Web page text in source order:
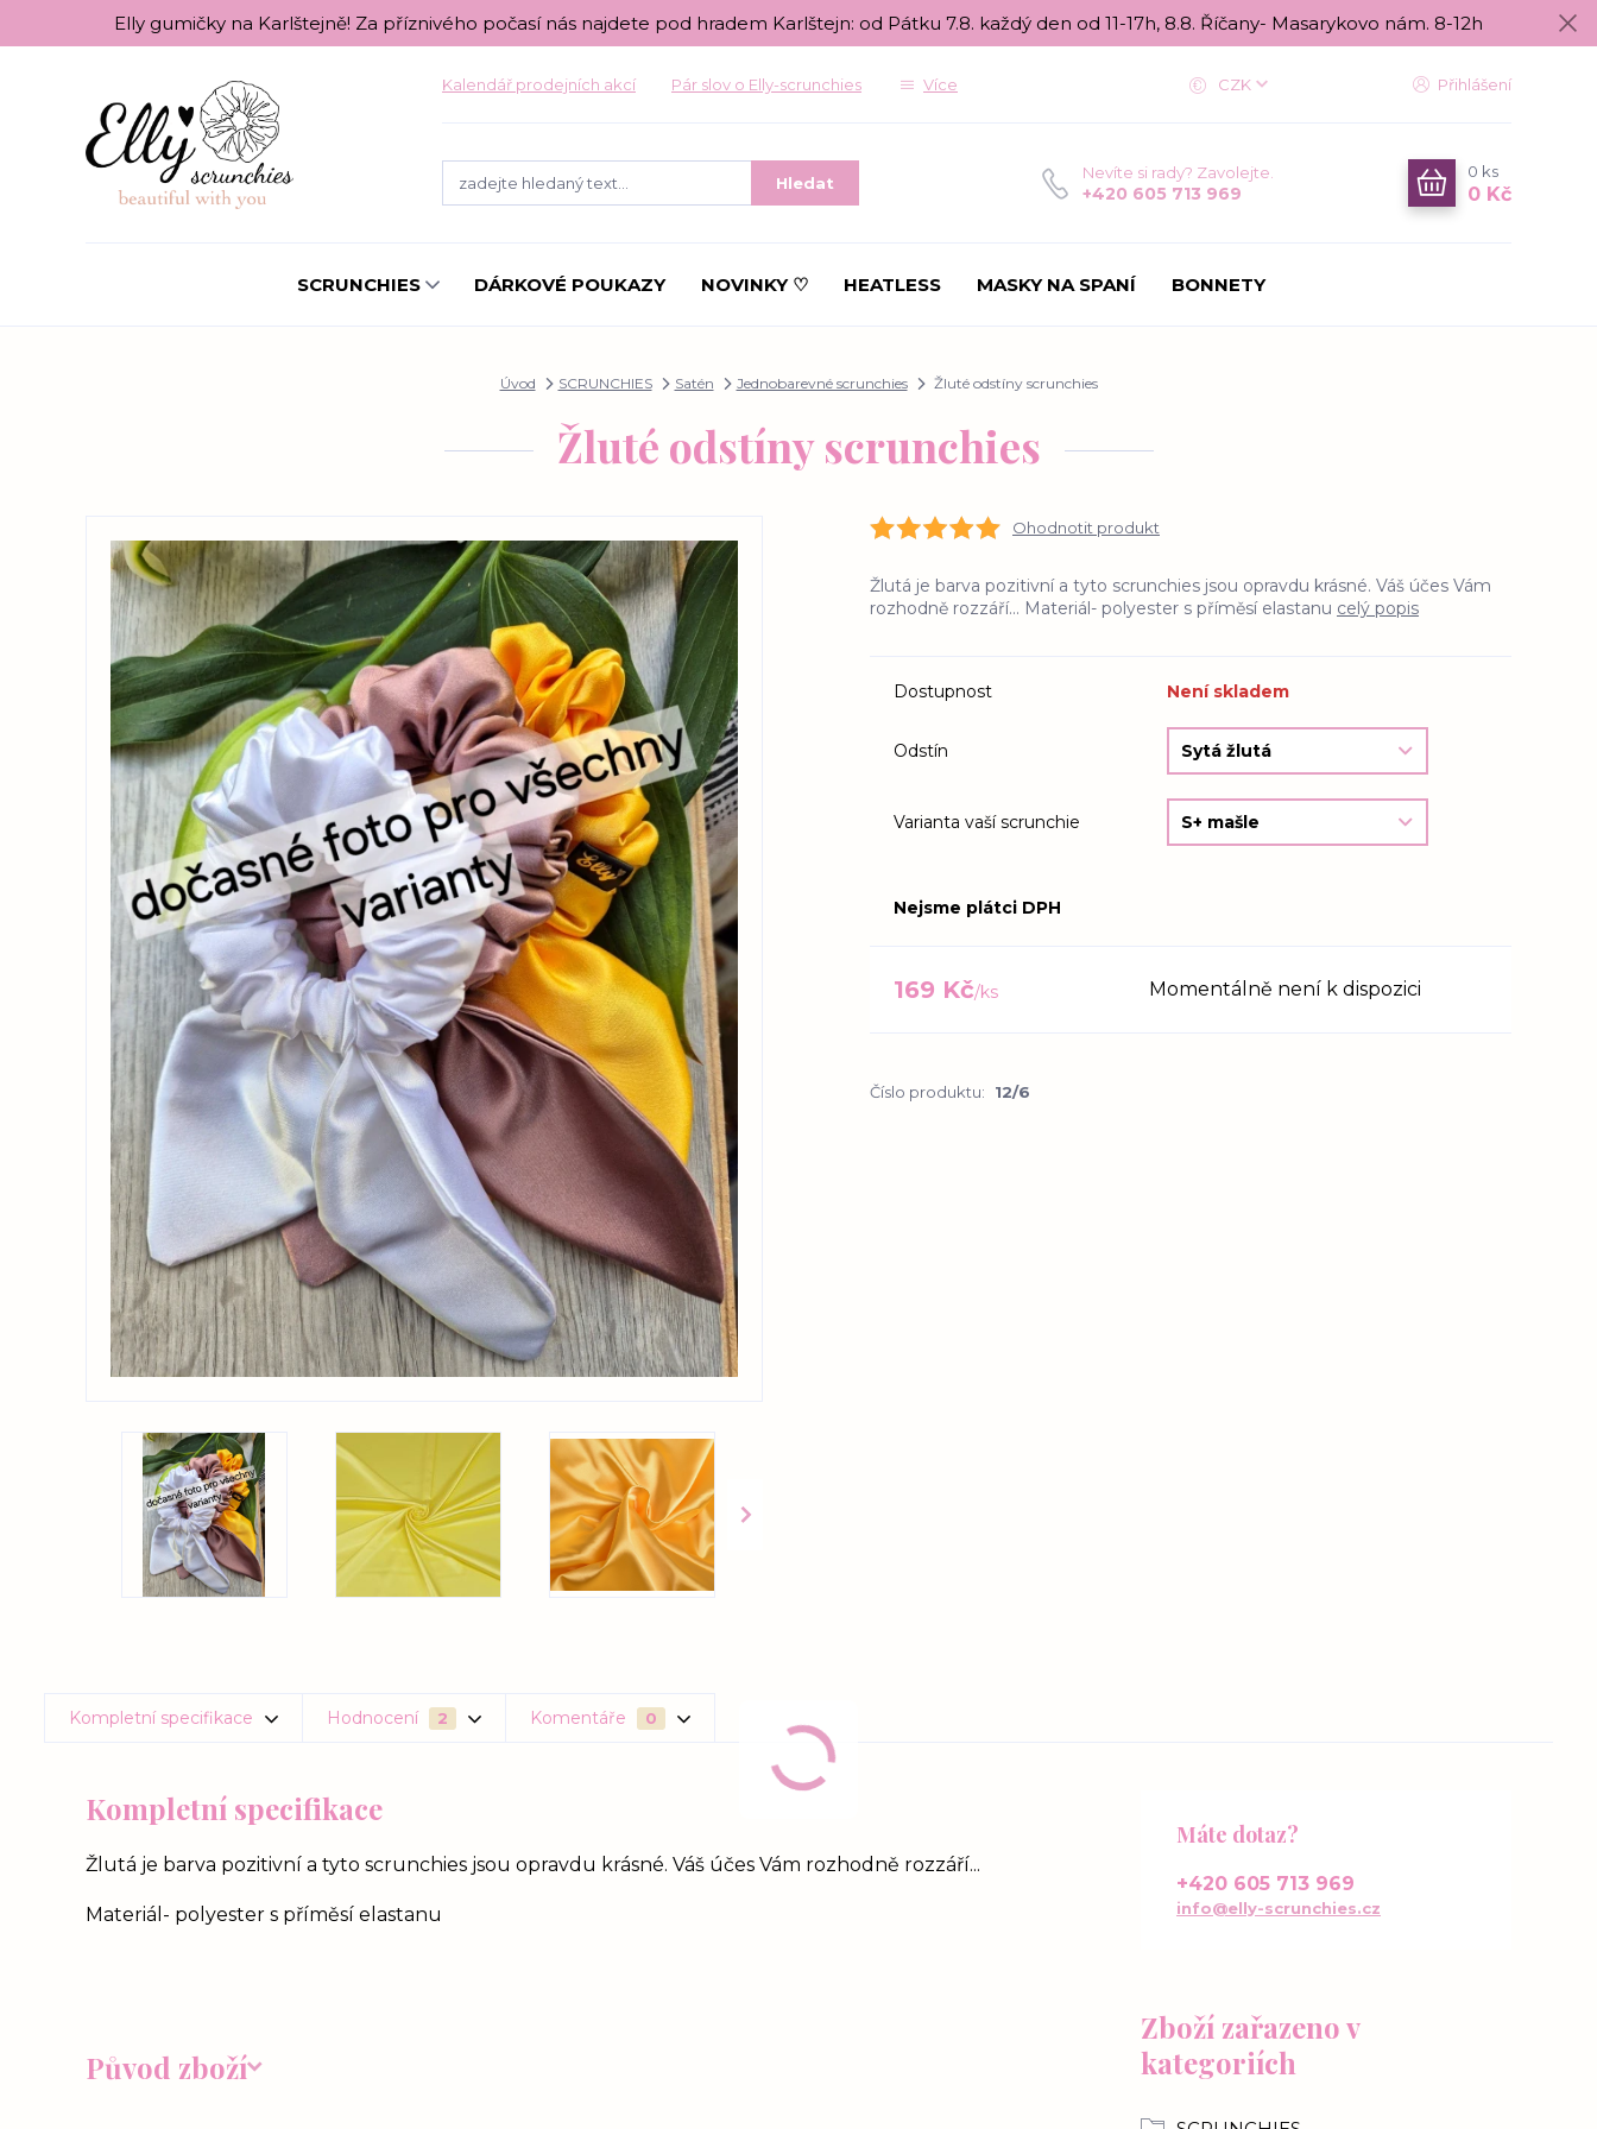
Elly gumičky na Karlštejně! Za příznivého počasí nás najdete pod hradem Karlštejn: od Pátku 7.8. každý den od 11-17h, 8.8. Říčany- Masarykovo nám. 8-12h
Kalendář prodejních akcí Pár slov o Elly-scrunchies Více CZK Přihlášení
Hledat
Nevíte si rady? Zavolejte.
+420 605 713 969
0 ks
0 Kč
SCRUNCHIES DÁRKOVÉ POUKAZY NOVINKY ♡ HEATLESS MASKY NA SPANÍ BONNETY
Úvod SCRUNCHIES Satén Jednobarevné scrunchies Žluté odstíny scrunchies
Žluté odstíny scrunchies
Ohodnotit produkt
Žlutá je barva pozitivní a tyto scrunchies jsou opravdu krásné. Váš účes Vám
rozhodně rozzáří... Materiál- polyester s příměsí elastanu celý popis
Dostupnost Není skladem
Odstín
Varianta vaší scrunchie
Nejsme plátci DPH
169 Kč/ks Momentálně není k dispozici
Číslo produktu: 12/6
Kompletní specifikace Hodnocení 2 Komentáře 0
Kompletní specifikace
Žlutá je barva pozitivní a tyto scrunchies jsou opravdu krásné. Váš účes Vám rozhodně rozzáří...
Materiál- polyester s příměsí elastanu
Původ zboží
Zboží zařazeno v
kategoriích
Máte dotaz?
+420 605 713 969
info@elly-scrunchies.cz